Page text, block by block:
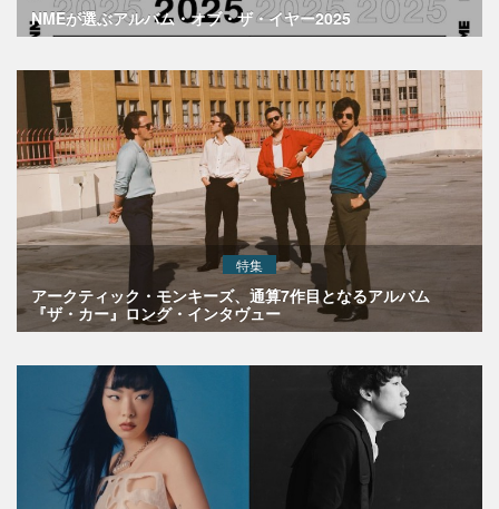
NMEが選ぶアルバム・オブ・ザ・イヤー2025
特集
アークティック・モンキーズ、通算7作目となるアルバム
『ザ・カー』ロング・インタヴュー